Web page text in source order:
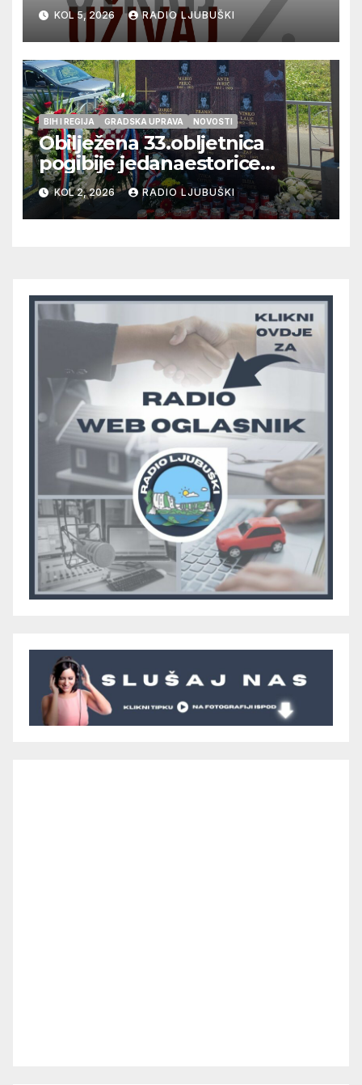
vrhunska vina, gastronomiju i
glazbu
KOL 5, 2026 RADIO LJUBUŠKI
BIH I REGIJA GRADSKA UPRAVA NOVOSTI
Obilježena 33.obljetnica
pogibije jedanaestorice
ljubuških branitelja
KOL 2, 2026 RADIO LJUBUŠKI